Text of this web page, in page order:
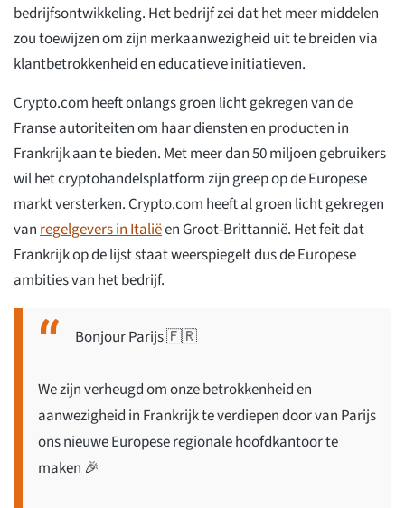
bedrijfsontwikkeling. Het bedrijf zei dat het meer middelen
zou toewijzen om zijn merkaanwezigheid uit te breiden via
klantbetrokkenheid en educatieve initiatieven.
Crypto.com heeft onlangs groen licht gekregen van de
Franse autoriteiten om haar diensten en producten in
Frankrijk aan te bieden. Met meer dan 50 miljoen gebruikers
wil het cryptohandelsplatform zijn greep op de Europese
markt versterken. Crypto.com heeft al groen licht gekregen
van regelgevers in Italiëen Groot-Brittannië. Het feit dat
Frankrijk op de lijst staat weerspiegelt dus de Europese
ambities van het bedrijf.
Bonjour Parijs 🇫🇷
We zijn verheugd om onze betrokkenheid en
aanwezigheid in Frankrijk te verdiepen door van Parijs
ons nieuwe Europese regionale hoofdkantoor te
maken 🎉